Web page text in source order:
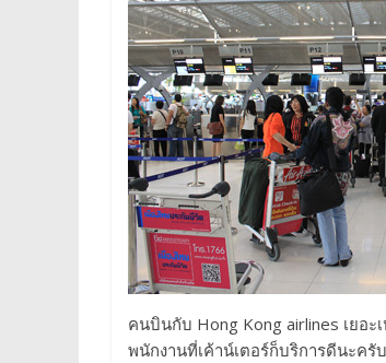
คนบินกับ Hong Kong airlines เยอ
พนักงานที่เค้าน์เตอร์ก็บริการดีนะครับ